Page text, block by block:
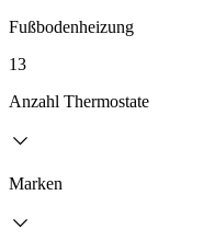
Fußbodenheizung
13
Anzahl Thermostate
Marken